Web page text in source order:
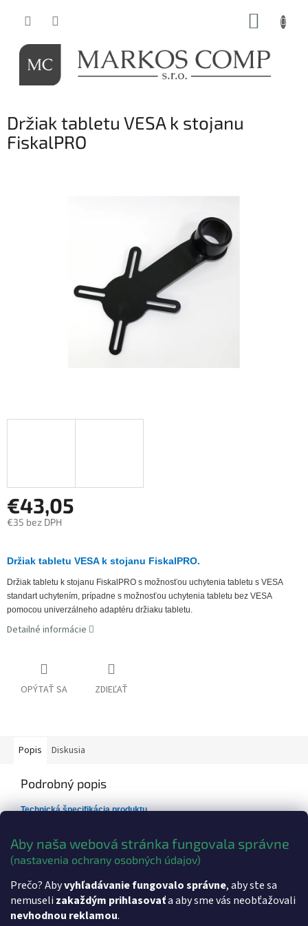
Aby naša webová stránka fungovala správne
(nastavenia ochrany osobných údajov)
Prečo? Abyvyhľadávanie fungovalo správne, aby ste sa
nemuseli zakaždým prihlasovaťa aby sme vás neobťažovali
nevhodnou reklamou.
Držiak tabletu VESA k stojanu
FiskalPRO
€43,05
€35 bez DPH
cena:
Držiak tabletu VESA k stojanu FiskalPRO.
Držiak tabletu k stojanu FiskalPRO s možnosťou uchytenia tabletu s VESA
standart uchytením, prípadne s možnosťou uchytenia tabletu bez VESA
pomocou univerzálneho adaptéru držiaku tabletu.
Detailné informácie
OPÝTAŤ SA ZDIEĽAŤ
Popis Diskusia
Podrobný popis
Technická špecifikácia produktu
Váha:
Cca 450g
Dodatočné parametre
Kategória
eKasa, Registračné pokladnice